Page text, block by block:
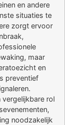
en andere
situaties te
zorgt ervoor
maar
en
preventief
vergelijkbare rol
noodzakelijk